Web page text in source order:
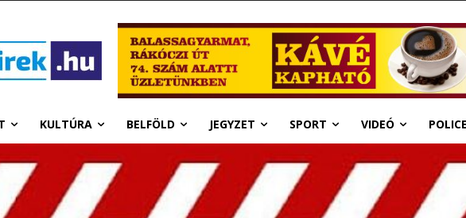
KULTÚRA BELFÖLD JEGYZET SPORT VIDEÓ